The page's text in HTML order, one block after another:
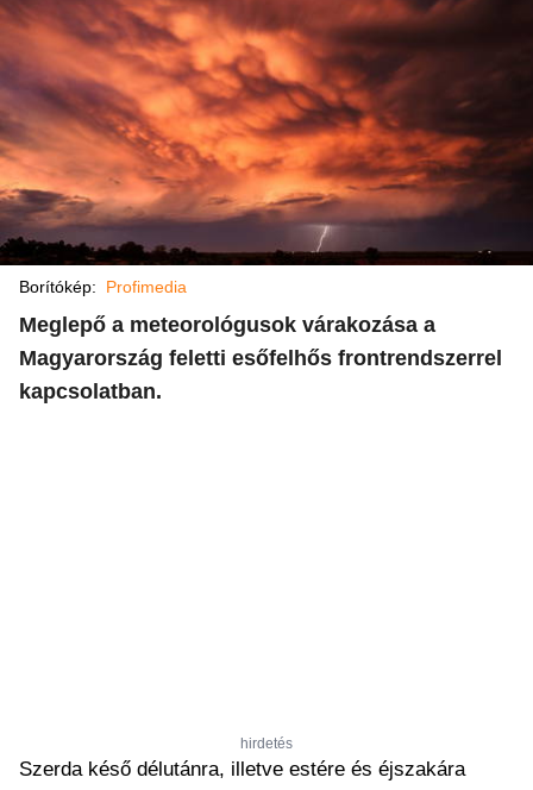
Borítókép: Profimedia
Meglepő a meteorológusok várakozása a
Magyarország feletti esőfelhős frontrendszerrel
kapcsolatban.
hirdetés
Szerda késő délutánra, illetve estére és éjszakára